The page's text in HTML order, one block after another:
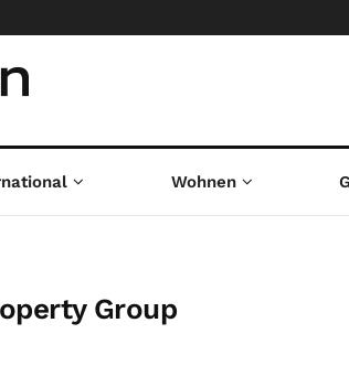
Wohnen
Group